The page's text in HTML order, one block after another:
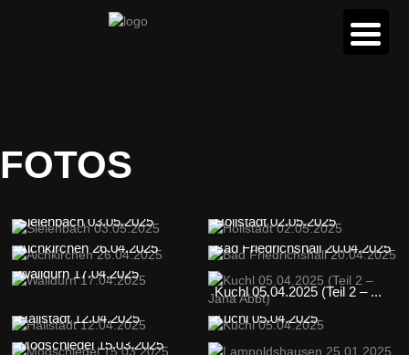
FOTOS
Sielenbach 03.05.2025
Hollstadt 02.05.2025
Aichkirchen 26.04.2025
Bad Friedrichshall 20.04.2025
Walldürn 17.04.2025
Kuchl 05.04.2025 (Teil 2 – ...
Hallstadt 12.04.2025
Kuchl 05.04.2025
Modschiedel 15.03.2025